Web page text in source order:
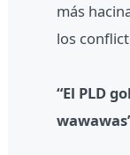
más
los
“El PLD